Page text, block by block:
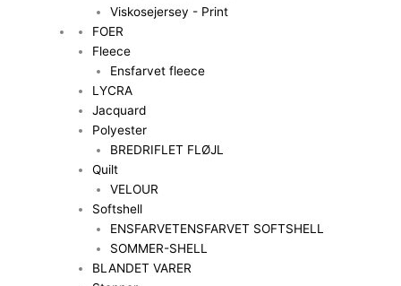
Viskosejersey - Print
FOER
Fleece
Ensfarvet fleece
LYCRA
Jacquard
Polyester
BREDRIFLET FLØJL
Quilt
VELOUR
Softshell
ENSFARVETENSFARVET SOFTSHELL
SOMMER-SHELL
BLANDET VARER